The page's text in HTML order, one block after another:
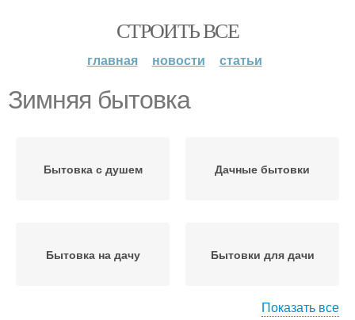
СТРОИТЬ ВСЕ
главная новости статьи
Зимняя бытовка
Бытовка с душем Дачные бытовки
Бытовка на дачу Бытовки для дачи
Показать все